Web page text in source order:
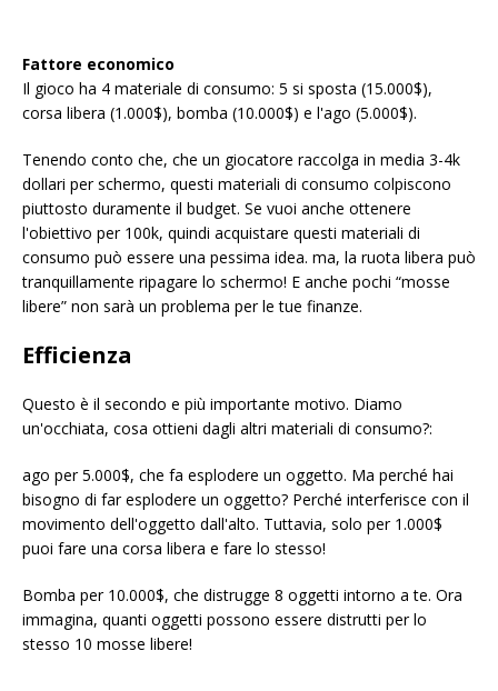
Fattore economico
Il gioco ha 4 materiale di consumo: 5 si sposta (15.000$),
corsa libera (1.000$), bomba (10.000$) e l'ago (5.000$).
Tenendo conto che, che un giocatore raccolga in media 3-4k
dollari per schermo, questi materiali di consumo colpiscono
piuttosto duramente il budget. Se vuoi anche ottenere
l'obiettivo per 100k, quindi acquistare questi materiali di
consumo può essere una pessima idea. ma, la ruota libera può
tranquillamente ripagare lo schermo! E anche pochi “mosse
libere” non sarà un problema per le tue finanze.
Efficienza
Questo è il secondo e più importante motivo. Diamo
un'occhiata, cosa ottieni dagli altri materiali di consumo?:
ago per 5.000$, che fa esplodere un oggetto. Ma perché hai
bisogno di far esplodere un oggetto? Perché interferisce con il
movimento dell'oggetto dall'alto. Tuttavia, solo per 1.000$
puoi fare una corsa libera e fare lo stesso!
Bomba per 10.000$, che distrugge 8 oggetti intorno a te. Ora
immagina, quanti oggetti possono essere distrutti per lo
stesso 10 mosse libere!